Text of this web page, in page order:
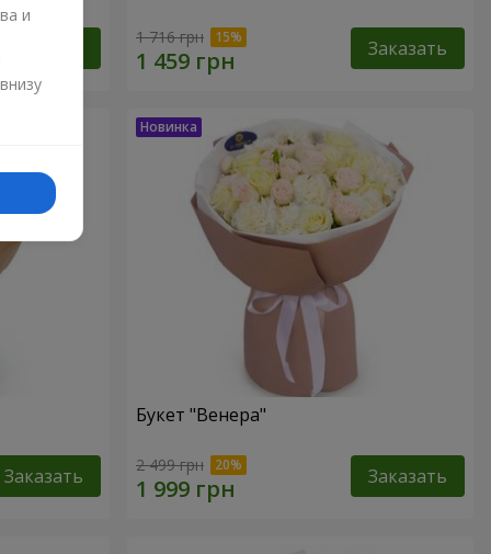
1 716 грн Заказать
Заказать
Букет "Венера"
2 499 грн Заказать
и